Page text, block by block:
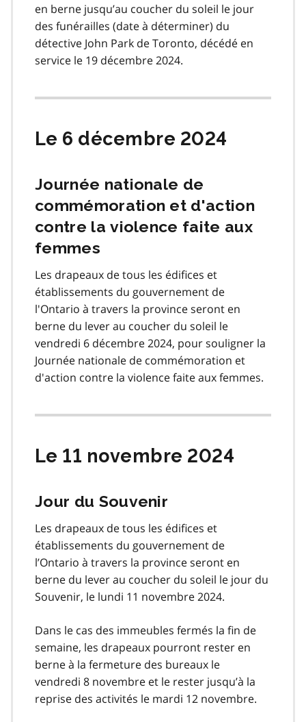
en berne jusqu’au coucher du soleil le jour
des funérailles (date à déterminer) du
détective John Park de Toronto, décédé en
service le 19 décembre 2024.
Le 6 décembre 2024
Journée nationale de
commémoration et d'action
contre la violence faite aux
femmes
Les drapeaux de tous les édifices et
établissements du gouvernement de
l'Ontario à travers la province seront en
berne du lever au coucher du soleil le
vendredi 6 décembre 2024, pour souligner la
Journée nationale de commémoration et
d'action contre la violence faite aux femmes.
Le 11 novembre 2024
Jour du Souvenir
Les drapeaux de tous les édifices et
établissements du gouvernement de
l’Ontario à travers la province seront en
berne du lever au coucher du soleil le jour du
Souvenir, le lundi 11 novembre 2024.
Dans le cas des immeubles fermés la fin de
semaine, les drapeaux pourront rester en
berne à la fermeture des bureaux le
vendredi 8 novembre et le rester jusqu’à la
reprise des activités le mardi 12 novembre.